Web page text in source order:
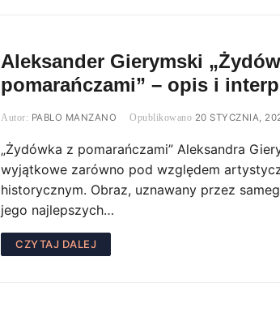
Aleksander Gierymski
pomarańczami” – opis i
PABLO MANZANO 20 STYCZNIA,
„Żydówka z pomarańczami” Aleksandra
wyjątkowe zarówno pod względem
historycznym. Obraz, uznawany przez
jego najlepszych…
CZYTAJ DALEJ